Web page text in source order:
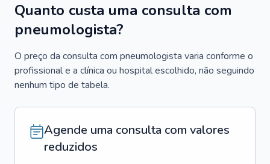
Quanto custa uma consulta com
pneumologista?
O preço da consulta com pneumologista varia conforme o
profissional e a clínica ou hospital escolhido, não seguindo
nenhum tipo de tabela.
Agende uma consulta com valores
reduzidos